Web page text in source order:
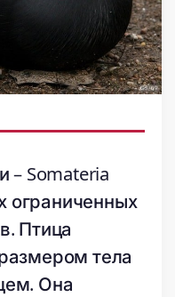
– Somateria
ограниченных
Птица
тела
Она